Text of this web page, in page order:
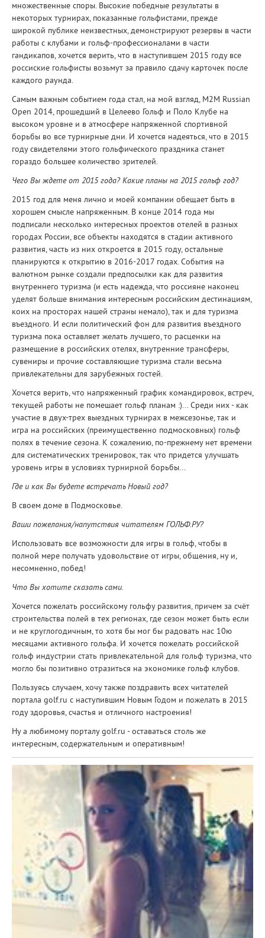
множественные споры. Высокие победные результаты в
некоторых турнирах, показанные гольфистами, прежде
широкой публике неизвестных, демонстрируют резервы в части
работы с клубами и гольф-профессионалами в части
гандикапов, хочется верить, что в наступившем 2015 году все
россиские гольфисты возьмут за правило сдачу карточек после
каждого раунда.
Самым важным событием года стал, на мой взгляд, M2M Russian
Open 2014, прошедший в Целеево Гольф и Поло Клубе на
высоком уровне и в атмосфере напряженной спортивной
борьбы во все турнирные дни. И хочется надеяться, что в 2015
году свидетелями этого гольфического праздника станет
гораздо большее количество зрителей.
Чего Вы ждете от 2015 года? Какие планы на 2015 гольф год?
2015 год для меня лично и моей компании обещает быть в
хорошем смысле напряженным. В конце 2014 года мы
подписали несколько интересных проектов отелей в разных
городах России, все объекты находятся в стадии активного
развития, часть из них откроется в 2015 году, остальные
планируются к открытию в 2016-2017 годах. События на
валютном рынке создали предпосылки как для развития
внутреннего туризма (и есть надежда, что россияне наконец
уделят больше внимания интересным российским дестинациям,
коих на просторах нашей страны немало), так и для туризма
въездного. И если политический фон для развития въездного
туризма пока оставляет желать лучшего, то расценки на
размещение в российских отелях, внутренние трансферы,
сувениры и прочие составляющие туризма стали весьма
привлекательны для зарубежных гостей.
Хочется верить, что напряженный график командировок, встреч,
текущей работы не помешает гольф планам :)... Среди них - как
участие в двух-трех выездных турнирах в межсезонье, так и
игра на российских (преимущественно подмосковных) гольф
полях в течение сезона. К сожалению, по-прежнему нет времени
для систематических тренировок, так что придется улучшать
уровень игры в условиях турнирной борьбы...
Где и как Вы будете встречать Новый год?
В своем доме в Подмосковье.
Ваши пожелания/напутствия читателям ГОЛЬФ.РУ?
Использовать все возможности для игры в гольф, чтобы в
полной мере получать удовольствие от игры, общения, ну и,
несомненно, побед!
Что Вы хотите сказать сами.
Хочется пожелать российскому гольфу развития, причем за счёт
строительства полей в тех регионах, где сезон может быть если
и не круглогодичным, то хотя бы мог бы радовать нас 10ю
месяцами активного гольфа. И хочется пожелать российской
гольф индустрии стать привлекательной для гольф туризма, что
могло бы позитивно отразиться на экономике гольф клубов.
Пользуясь случаем, хочу также поздравить всех читателей
портала golf.ru с наступившим Новым Годом и пожелать в 2015
году здоровья, счастья и отличного настроения!
Ну а любимому порталу golf.ru - оставаться столь же
интересным, содержательным и оперативным!